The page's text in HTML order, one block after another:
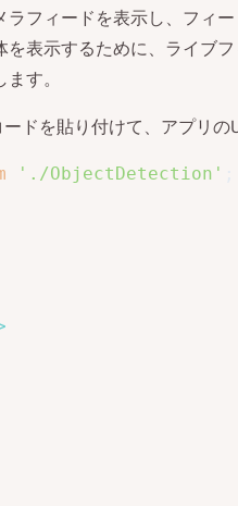
フィードを表示し、フィ
表示するために、ライブ
す。
ドを貼り付けて、アプリの
'./ObjectDetection'